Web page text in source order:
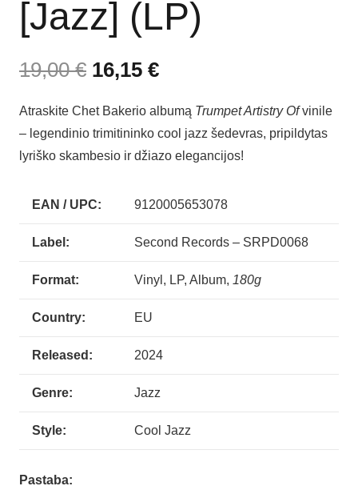
[Jazz] (LP)
19,00€ 16,15 €
Atraskite Chet Bakerio albumą Trumpet Artistry Ofvinile
– legendinio trimitininko cool jazz šedevras, pripildytas
lyriško skambesio ir džiazo elegancijos!
EAN / UPC: 9120005653078
Label: Second Records – SRPD0068
Format: Vinyl, LP, Album, 180g
Country: EU
Released: 2024
Genre: Jazz
Style: Cool Jazz
Pastaba: